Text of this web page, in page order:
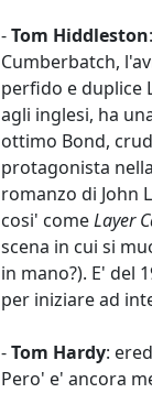
-Tom Hiddleston
Cumberbatch,
perfido e duplice
agli inglesi, ha
ottimo Bond,
protagonista
romanzo di John
cosi' comeLayer
scena in cui si
in mano?). E' del
per iniziare ad
-Tom Hardy:
Pero' e' ancora